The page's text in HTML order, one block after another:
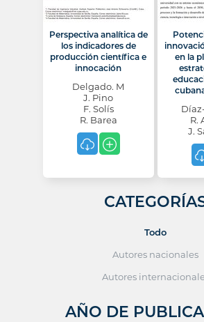
Perspectiva analítica de
los indicadores de
producción científica e
innocación
Delgado. M
J. Pino
F. Solís
R. Barea
en la
R.
J.
Todo
Autores nacionales
Autores
AÑO DE